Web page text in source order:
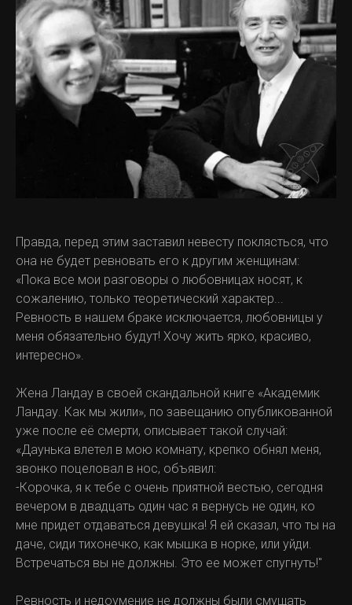
Правда, перед этим заставил невесту поклясться, что
она не будет ревновать его к другим женщинам:
«Пока все мои разговоры о любовницах носят, к
сожалению, только теоретический характер...
Ревность в нашем браке исключается, любовницы у
меня обязательно будут! Хочу жить ярко, красиво,
интересно».
Жена Ландау в своей скандальной книге «Академик
Ландау. Как мы жили», по завещанию опубликованной
уже после её смерти, описывает такой случай:
«Даунька влетел в мою комнату, крепко обнял меня,
звонко поцеловал в нос, объявил:
-Корочка, я к тебе с очень приятной вестью, сегодня
вечером в двадцать один час я вернусь не один, ко
мне придет отдаваться девушка! Я ей сказал, что ты на
даче, сиди тихонечко, как мышка в норке, или уйди.
Встречаться вы не должны. Это ее может спугнуть!"
Ревность и недоумение не должны были смущать